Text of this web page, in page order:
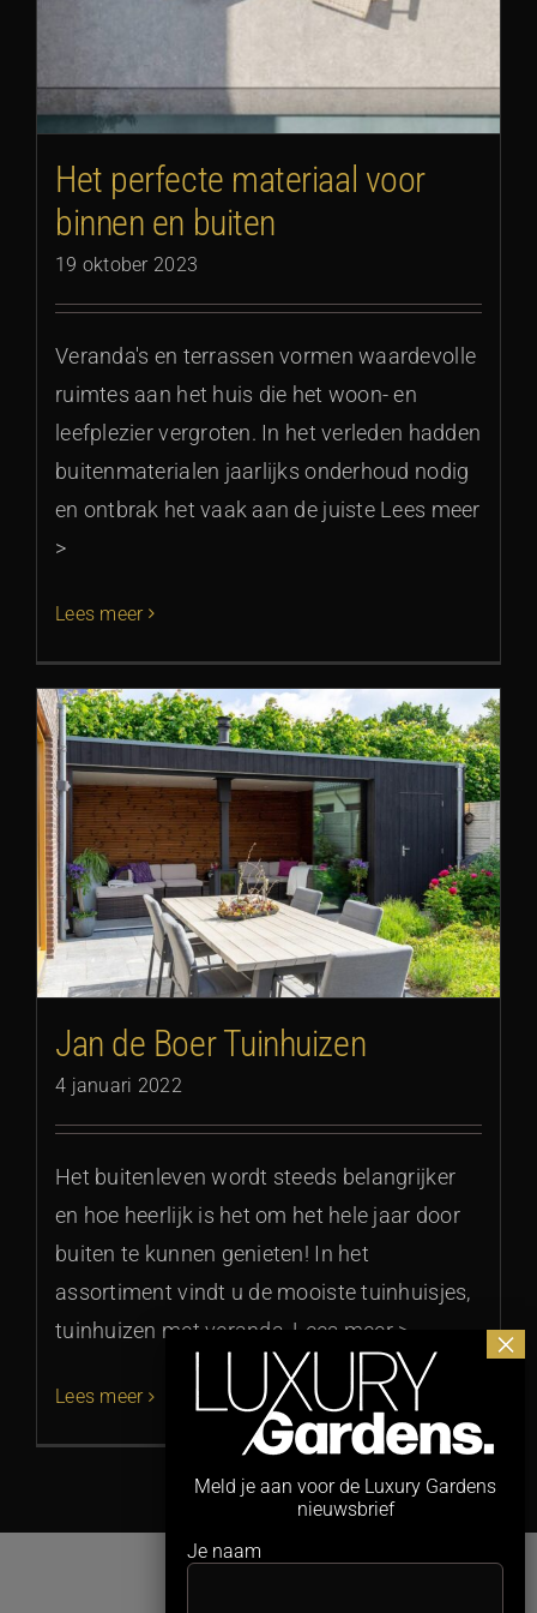
Het perfecte materiaal voor
binnen en buiten
19 oktober 2023
Veranda's en terrassen vormen waardevolle
ruimtes aan het huis die het woon- en
leefplezier vergroten. In het verleden hadden
buitenmaterialen jaarlijks onderhoud nodig
en ontbrak het vaak aan de juiste Lees meer
>
Lees meer
Jan de Boer Tuinhuizen
4 januari 2022
Het buitenleven wordt steeds belangrijker
en hoe heerlijk is het om het hele jaar door
buiten te kunnen genieten! In het
assortiment vindt u de mooiste tuinhuisjes,
tuinhuizen met veranda, Lees meer >
Lees meer
Meld je aan voor de Luxury Gardens
nieuwsbrief
Je naam